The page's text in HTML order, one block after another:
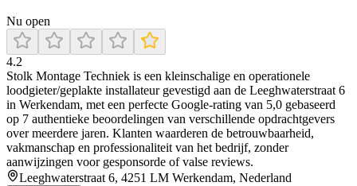
Nu open
4.2
Stolk Montage Techniek is een kleinschalige en operationele
loodgieter/geplakte installateur gevestigd aan de Leeghwaterstraat 6
in Werkendam, met een perfecte Google-rating van 5,0 gebaseerd
op 7 authentieke beoordelingen van verschillende opdrachtgevers
over meerdere jaren. Klanten waarderen de betrouwbaarheid,
vakmanschap en professionaliteit van het bedrijf, zonder
aanwijzingen voor gesponsorde of valse reviews.
Leeghwaterstraat 6, 4251 LM Werkendam, Nederland